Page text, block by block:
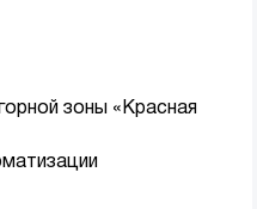
зоны «Красная